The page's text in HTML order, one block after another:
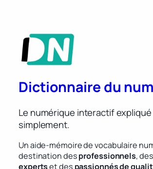
Dictionnaire du
Le numérique interactif expliqué
simplement.
Un aide-mémoire de vocabulaire
destination desprofessionnels, des
expertset des passionnés de